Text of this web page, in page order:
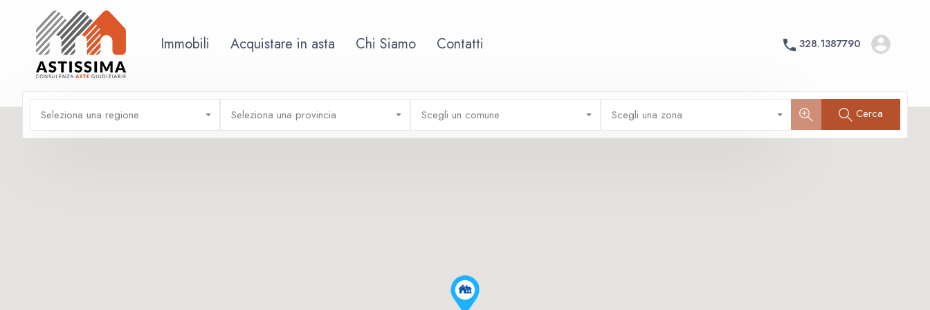
Immobili Acquistare in asta Chi Siamo Contatti 328.1387790
Seleziona una regione Seleziona una provincia Scegli un comune Scegli una zona Cerca